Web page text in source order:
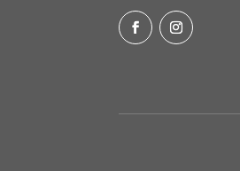
FacebookInstagram